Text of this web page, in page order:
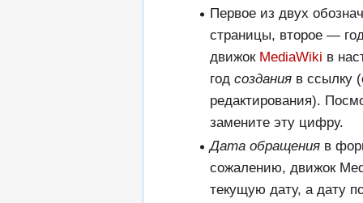
Первое из двух
страницы, второе —
движок MediaWiki в
год созданияв ссылку
редактирования).
замените эту цифру.
Дата обращенияв
сожалению, движок
текущую дату, а дату